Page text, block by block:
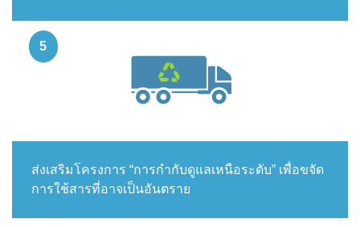
ส่งเสริมโครงการ “การกำกับดูแลเหนือระดับ” เพื่อขจัด
การใช้สารที่อาจเป็นอันตราย